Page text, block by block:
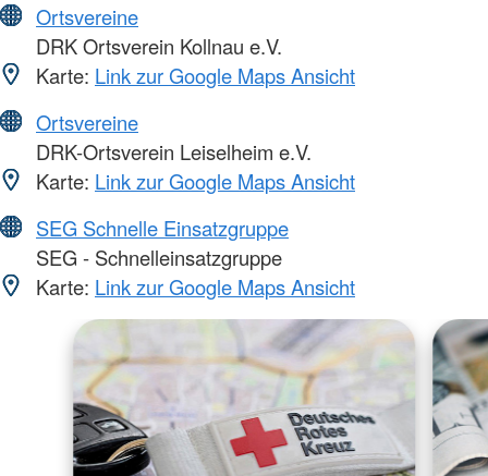
Ortsvereine
DRK Ortsverein Kollnau e.V.
Karte: Link zur Google Maps Ansicht
Ortsvereine
DRK-Ortsverein Leiselheim e.V.
Karte: Link zur Google Maps Ansicht
SEG Schnelle Einsatzgruppe
SEG - Schnelleinsatzgruppe
Karte: Link zur Google Maps Ansicht